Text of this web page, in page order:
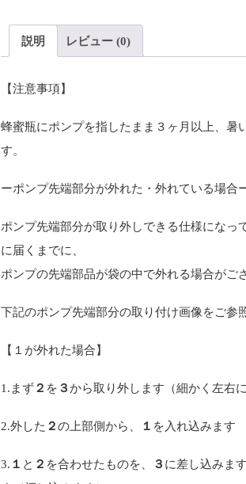
説明 レビュー (0)
【注意事項】
蜂蜜瓶にポンプを指したまま３ヶ月以上、暑
す。
ーポンプ先端部分が外れた・外れている場合
ポンプ先端部分が取り外しできる仕様になっ
に届くまでに、
ポンプの先端部品が袋の中で外れる場合がご
下記のポンプ先端部分の取り付け画像をご参
【１が外れた場合】
1.まず ２ を ３から取り外します（細かく左右
2.外した ２の上部側から、 １ を入れ込みます
3. １ と ２ を合わせたものを、 ３ に差し込みま